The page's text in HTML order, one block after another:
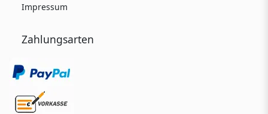
Impressum
Zahlungsarten